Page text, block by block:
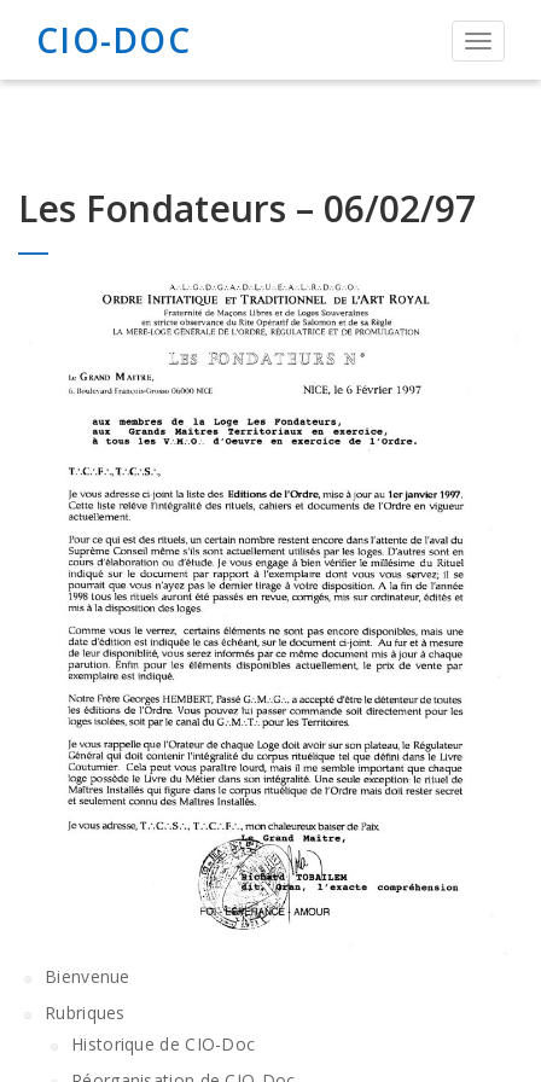
Toggle
CIO-DOC
Les Fondateurs – 06/02/97
Bienvenue
Rubriques
Historique de CIO-Doc